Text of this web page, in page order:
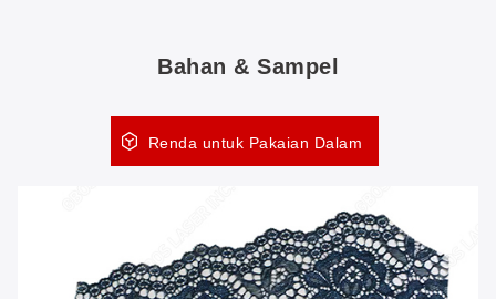
Bahan & Sampel
Renda untuk Pakaian Dalam